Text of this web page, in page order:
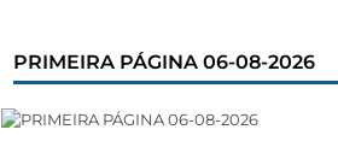
PRIMEIRA PÁGINA 06-08-2026